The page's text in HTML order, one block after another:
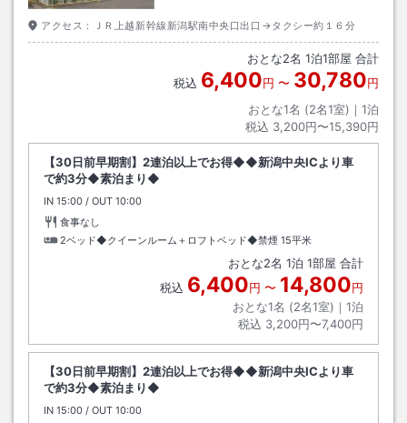
アクセス： ＪＲ上越新幹線新潟駅南中央口出口→タクシー約１６分
おとな2名 1泊1部屋 合計
税込 6,400円 〜 30,780円
おとな1名 (2名1室)｜ 1泊
税込 3,200円〜15,390円
【30日前早期割】2連泊以上でお得◆◆新潟中央ICより車
で約3分◆素泊まり◆
IN チェックイン
15:00 / OUT チェックアウト
10:00
食事なし
2ベッド◆クイーンルーム＋ロフトベッド◆禁煙 15平米
おとな2名 1泊 1部屋 合計
税込 6,400円 〜 14,800円
おとな1名 (2名1室)｜ 1泊
税込 3,200円〜7,400円
【30日前早期割】2連泊以上でお得◆◆新潟中央ICより車
で約3分◆素泊まり◆
IN チェックイン
15:00 / OUT チェックアウト
10:00